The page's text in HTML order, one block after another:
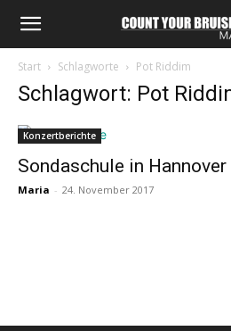
Start Schlagworte Pot Riddim
Schlagwort: Pot
Konzertberichte
Sondaschule in Hannover
Maria - 24. November 2017